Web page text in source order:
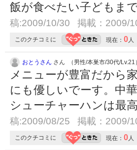
飯が食べたい子どもま
稿:2009/10/30 掲載：2009/
このクチコミに 現在： 0人
おとうさん さん （男性/本巣市/30代/Lv.21）
メニューが豊富だから
にも優しいでーす。中
シューチャーハンは最
稿:2009/08/25 掲載：2009/
このクチコミに 現在： 0人